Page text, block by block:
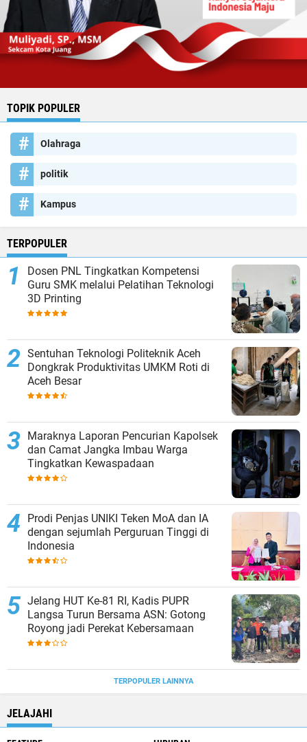
TOPIK POPULER
Olahraga
politik
Kampus
TERPOPULER
Dosen PNL Tingkatkan Kompetensi
Guru SMK melalui Pelatihan Teknologi
3D Printing
Sentuhan Teknologi Politeknik Aceh
Dongkrak Produktivitas UMKM Roti di
Aceh Besar
Maraknya Laporan Pencurian Kapolsek
dan Camat Jangka Imbau Warga
Tingkatkan Kewaspadaan
Prodi Penjas UNIKI Teken MoA dan IA
dengan sejumlah Perguruan Tinggi di
Indonesia
Jelang HUT Ke-81 RI, Kadis PUPR
Langsa Turun Bersama ASN: Gotong
Royong jadi Perekat Kebersamaan
TERPOPULER LAINNYA
JELAJAHI